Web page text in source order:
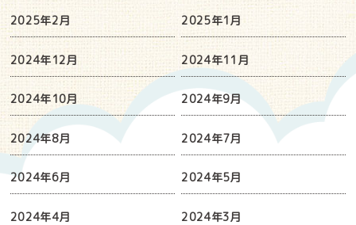
2025年2月 2025年1月
2024年12月 2024年11月
2024年10月 2024年9月
2024年8月 2024年7月
2024年6月 2024年5月
2024年4月 2024年3月